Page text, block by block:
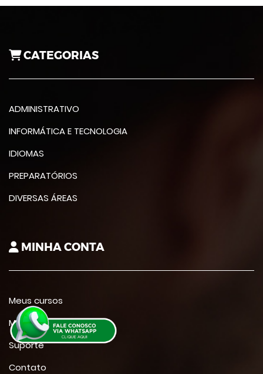
CATEGORIAS
ADMINISTRATIVO
INFORMÁTICA E TECNOLOGIA
IDIOMAS
PREPARATÓRIOS
DIVERSAS ÁREAS
MINHA CONTA
Meus cursos
Minha conta
Suporte
Contato